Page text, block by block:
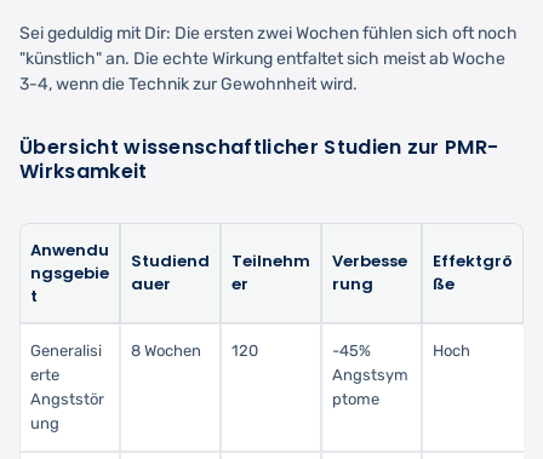
Sei geduldig mit Dir: Die ersten zwei Wochen fühlen sich oft noch
"künstlich" an. Die echte Wirkung entfaltet sich meist ab Woche
3-4, wenn die Technik zur Gewohnheit wird.
Übersicht wissenschaftlicher Studien zur PMR-
Wirksamkeit
Anwendu
ngsgebie
t
Studiend
auer
Teilnehm
er
Verbesse
rung
Effektgrö
ße
Generalisi
erte
Angststör
ung
8 Wochen 120
-45%
Angstsym
ptome
Hoch